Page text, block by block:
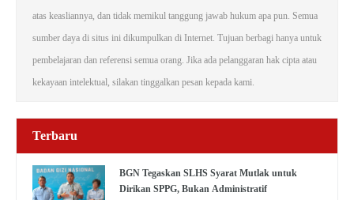
atas keasliannya, dan tidak memikul tanggung jawab hukum apa pun. Semua
sumber daya di situs ini dikumpulkan di Internet. Tujuan berbagi hanya untuk
pembelajaran dan referensi semua orang. Jika ada pelanggaran hak cipta atau
kekayaan intelektual, silakan tinggalkan pesan kepada kami.
Terbaru
BGN Tegaskan SLHS Syarat Mutlak untuk
Dirikan SPPG, Bukan Administratif